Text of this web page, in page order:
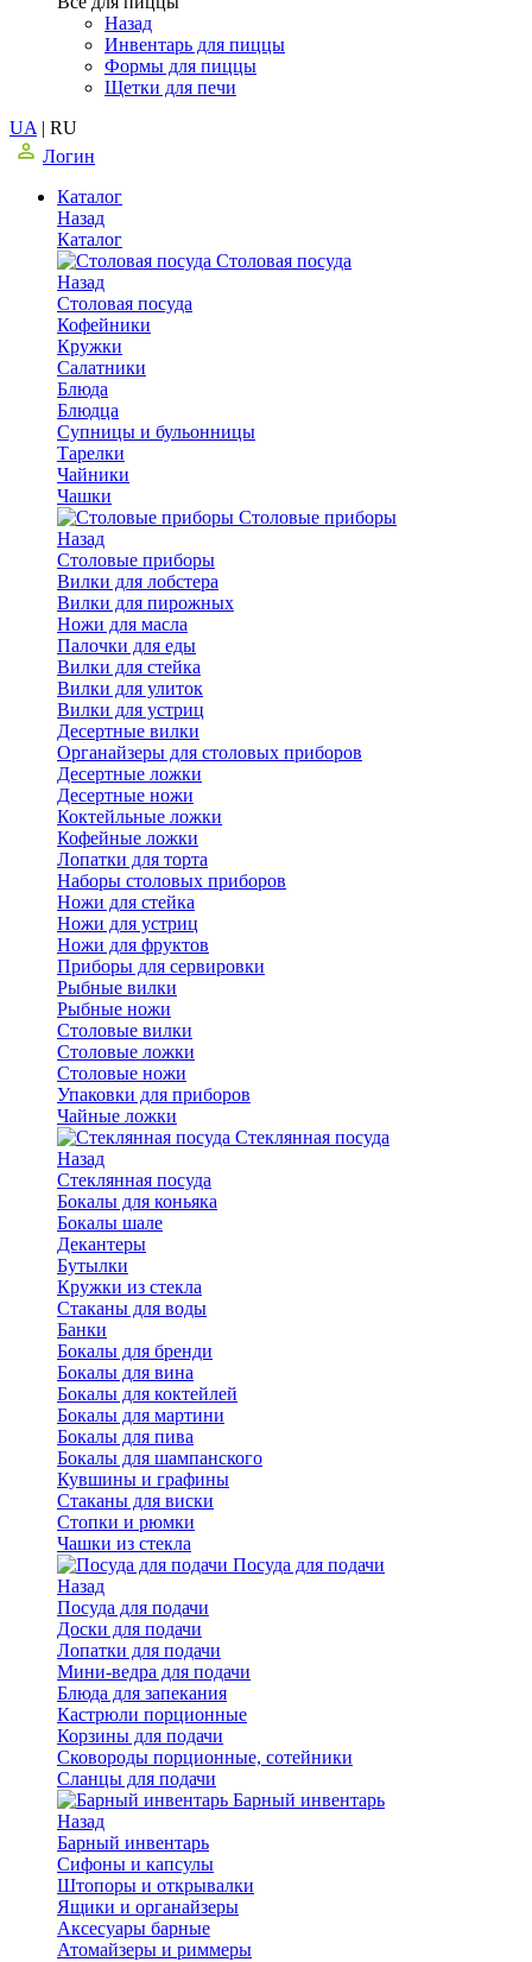
Назад
Инвентарь для пиццы
Формы для пиццы
Щетки для печи
UA | RU
Логин
Каталог
Назад
Каталог
Столовая посуда
Назад
Столовая посуда
Кофейники
Кружки
Салатники
Блюда
Блюдца
Супницы и бульонницы
Тарелки
Чайники
Чашки
Cтоловые приборы
Назад
Cтоловые приборы
Вилки для лобстера
Вилки для пирожных
Ножи для масла
Палочки для еды
Вилки для стейка
Вилки для улиток
Вилки для устриц
Десертные вилки
Органайзеры для столовых приборов
Десертные ложки
Десертные ножи
Коктейльные ложки
Кофейные ложки
Лопатки для торта
Наборы столовых приборов
Ножи для стейка
Ножи для устриц
Ножи для фруктов
Приборы для сервировки
Рыбные вилки
Рыбные ножи
Столовые вилки
Столовые ложки
Столовые ножи
Упаковки для приборов
Чайные ложки
Стеклянная посуда
Назад
Стеклянная посуда
Бокалы для коньяка
Бокалы шале
Декантеры
Бутылки
Кружки из стекла
Стаканы для воды
Банки
Бокалы для бренди
Бокалы для вина
Бокалы для коктейлей
Бокалы для мартини
Бокалы для пива
Бокалы для шампанского
Кувшины и графины
Стаканы для виски
Стопки и рюмки
Чашки из стекла
Посуда для подачи
Назад
Посуда для подачи
Доски для подачи
Лопатки для подачи
Мини-ведра для подачи
Блюда для запекания
Кастрюли порционные
Корзины для подачи
Сковороды порционные, сотейники
Сланцы для подачи
Барный инвентарь
Назад
Барный инвентарь
Сифоны и капсулы
Штопоры и открывалки
Ящики и органайзеры
Аксесуары барные
Атомайзеры и риммеры